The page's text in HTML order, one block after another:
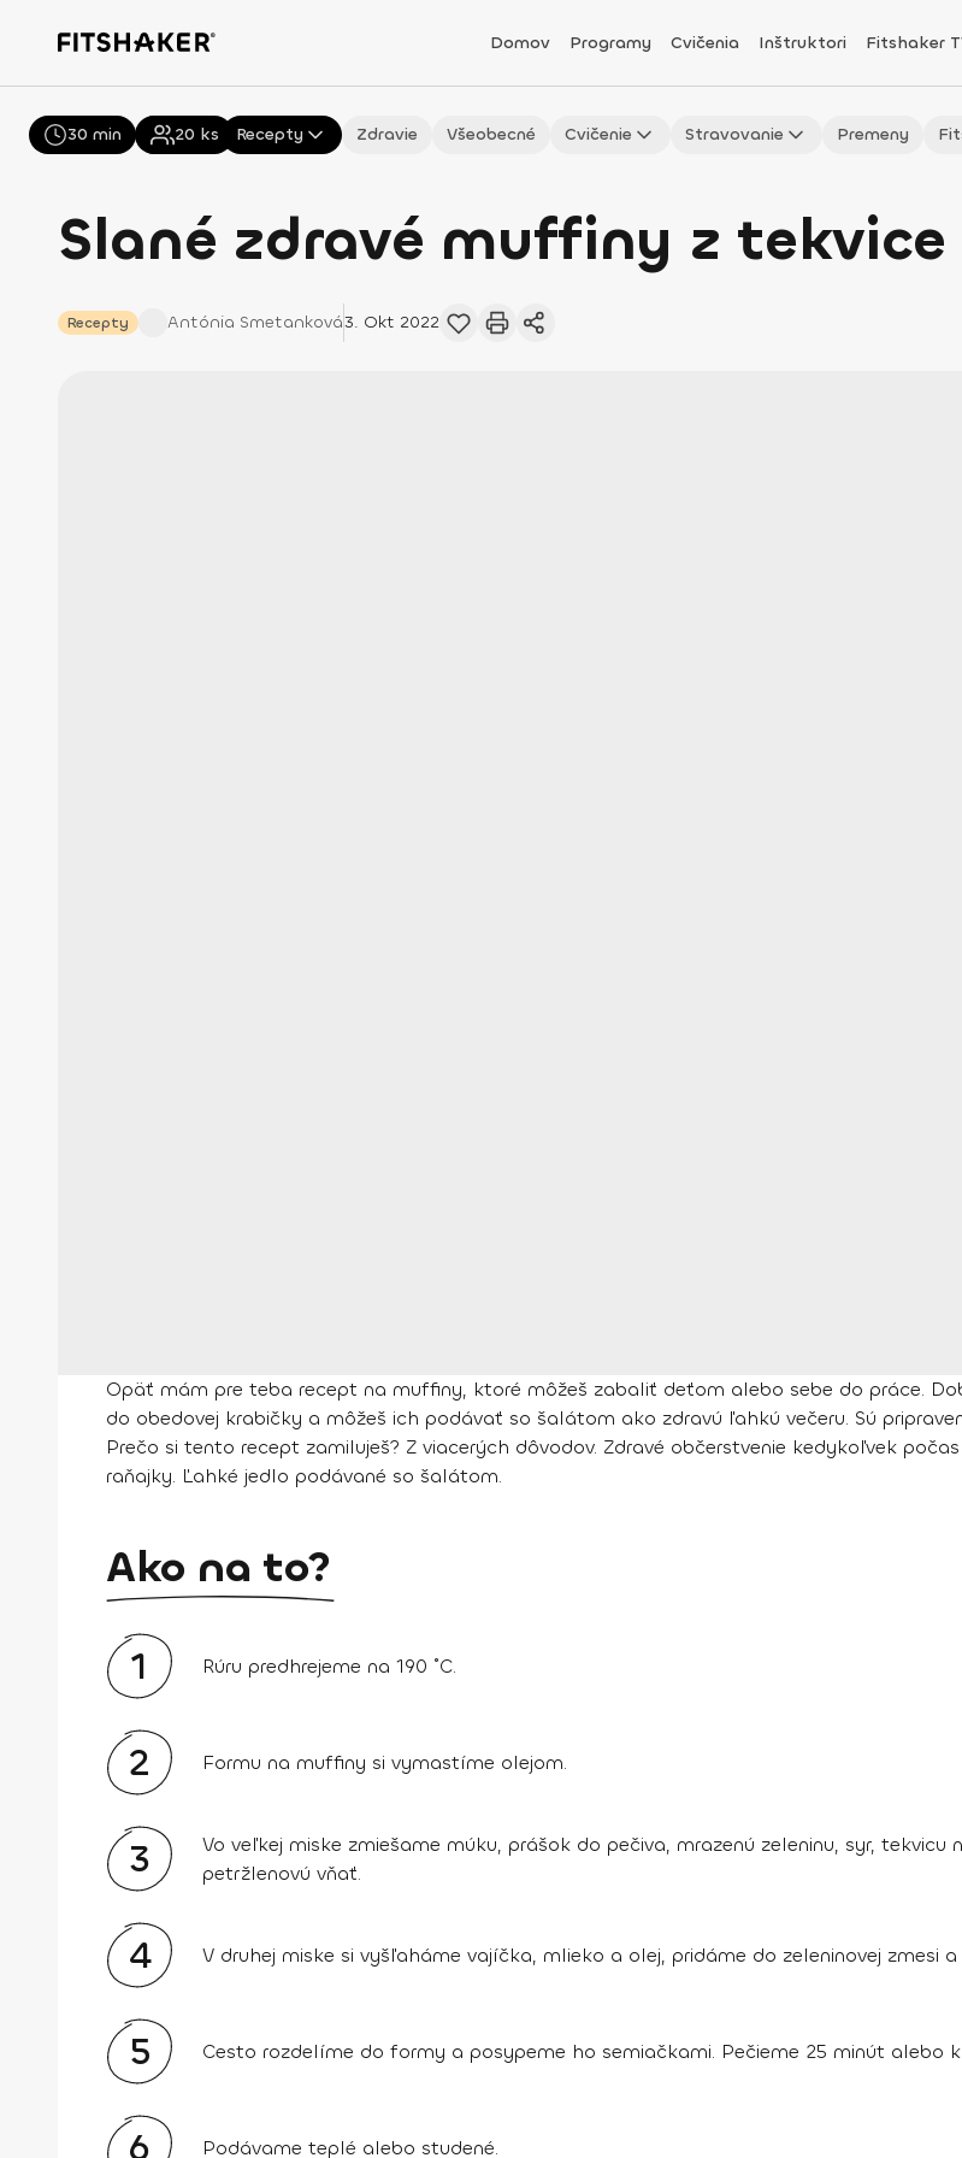
Domov Programy Cvičenia Inštruktori Fitshaker
Všetky Recepty Zdravie Všeobecné Cvičenie Stravovanie Premeny
Slané zdravé muffiny z
Recepty Antónia Smetanková3. Okt 2022
30 min 20 ks
Opäť mám pre teba recept na muffiny, ktoré môžeš zabaliť deťom alebo sebe do práce.
do obedovej krabičky a môžeš ich podávať so šalátom ako zdravú ľahkú večeru. Sú
Prečo si tento recept zamiluješ? Z viacerých dôvodov. Zdravé občerstvenie kedykoľvek
raňajky. Ľahké jedlo podávané so šalátom.
Ako na to?
1 Rúru predhrejeme na 190 ˚C.
2 Formu na muffiny si vymastíme olejom.
3
Vo veľkej miske zmiešame múku, prášok do pečiva, mrazenú zeleninu, syr,
petržlenovú vňať.
4 V druhej miske si vyšľaháme vajíčka, mlieko a olej, pridáme do zeleninovej zmesi
5 Cesto rozdelíme do formy a posypeme ho semiačkami. Pečieme 25 minút alebo
6 Podávame teplé alebo studené.